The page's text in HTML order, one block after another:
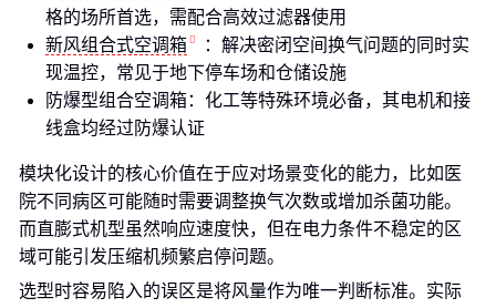
格的场所首选，需配合高效过滤器使用
新风组合式空调箱
：解决密闭空间换气问题的同时实
现温控，常见于地下停车场和仓储设施
防爆型组合空调箱：化工等特殊环境必备，其电机和接
线盒均经过防爆认证
模块化设计的核心价值在于应对场景变化的能力，比如医
院不同病区可能随时需要调整换气次数或增加杀菌功能。
而直膨式机型虽然响应速度快，但在电力条件不稳定的区
域可能引发压缩机频繁启停问题。
选型时容易陷入的误区是将风量作为唯一判断标准。实际